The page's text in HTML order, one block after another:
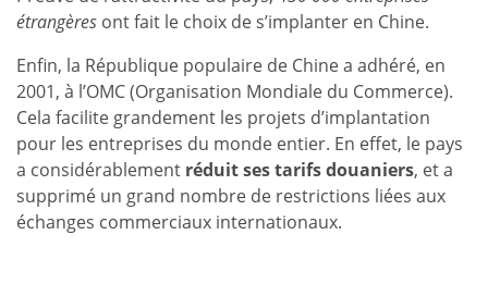
étrangères ont fait le choix de s’implanter en Chine.
Enfin, la République populaire de Chine a adhéré, en
2001, à l’OMC (Organisation Mondiale du Commerce).
Cela facilite grandement les projets d’implantation
pour les entreprises du monde entier. En effet, le pays
a considérablement réduit ses tarifs douaniers, et a
supprimé un grand nombre de restrictions liées aux
échanges commerciaux internationaux.